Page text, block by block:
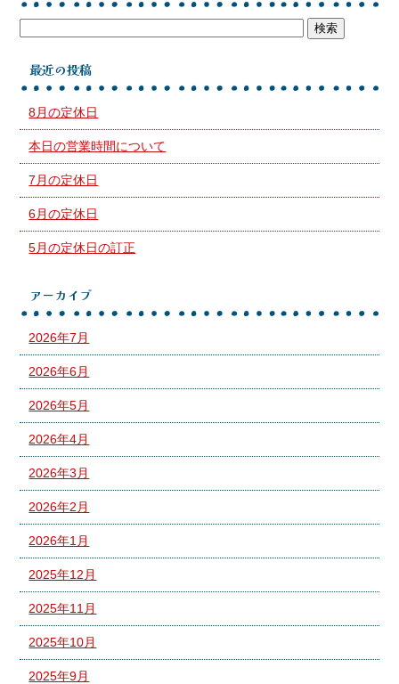
最近の投稿
8月の定休日
本日の営業時間について
7月の定休日
6月の定休日
5月の定休日の訂正
アーカイブ
2026年7月
2026年6月
2026年5月
2026年4月
2026年3月
2026年2月
2026年1月
2025年12月
2025年11月
2025年10月
2025年9月